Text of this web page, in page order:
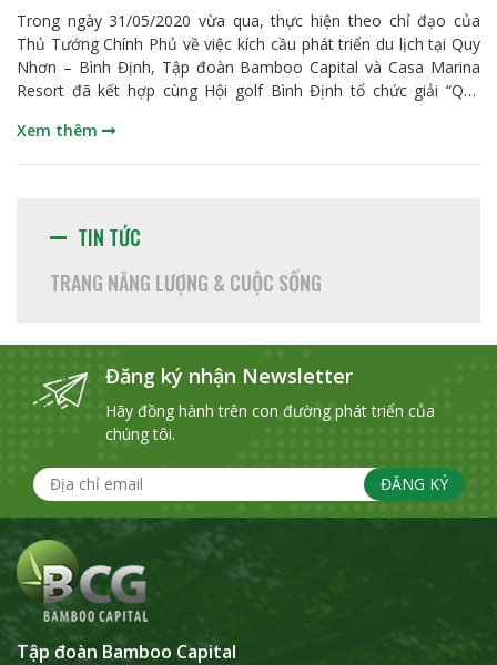
Trong ngày 31/05/2020 vừa qua, thực hiện theo chỉ đạo của
Thủ Tướng Chính Phủ về việc kích cầu phát triển du lịch tại Quy
Nhơn – Bình Định, Tập đoàn Bamboo Capital và Casa Marina
Resort đã kết hợp cùng Hội golf Bình Định tổ chức giải “Quy
năm 2020” trên sân FLC Quy Nhơn Golf Links. Đây là giải golf
không những tạo sự giao lưu và gắn kết giữa doanh nghiệp với
đấu, có sự góp mặt của hơn 119 golfers tham gia đến từ các
Hội, CLB golf trên cả nước với nhiều giải thưởng hấp
Xem thêm
TIN TỨC
TRANG NĂNG LƯỢNG & CUỘC SỐNG
Đăng ký nhận Newsletter
Hãy đồng hành trên con đường phát triển của
chúng tôi.
ĐĂNG KÝ
Tập đoàn Bamboo Capital